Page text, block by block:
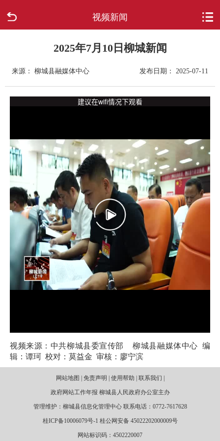
视频新闻
新闻中心
互动回应
2025年7月10日柳城新闻
来源： 柳城县融媒体中心 发布日期： 2025-07-11
视频来源：中共柳城县委宣传部 柳城县融媒体中心 编
辑：谭珂 校对：莫益金 审核：廖宁滨
网站地图 | 免责声明 | 使用帮助 | 联系我们 |
政府网站工作年报 柳城县人民政府办公室主办
管理维护：柳城县信息化管理中心 联系电话：0772-7617628
桂ICP备10006079号-1 桂公网安备 45022202000009号
网站标识码：4502220007